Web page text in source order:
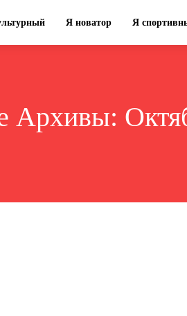
Я новатор Я
Архивы: